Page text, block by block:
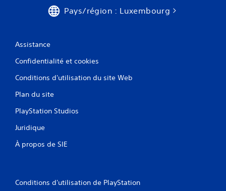
Pays/région : Luxembourg
Assistance
Confidentialité et cookies
Conditions d'utilisation du site Web
Plan du site
PlayStation Studios
Juridique
À propos de SIE
Conditions d'utilisation de PlayStation